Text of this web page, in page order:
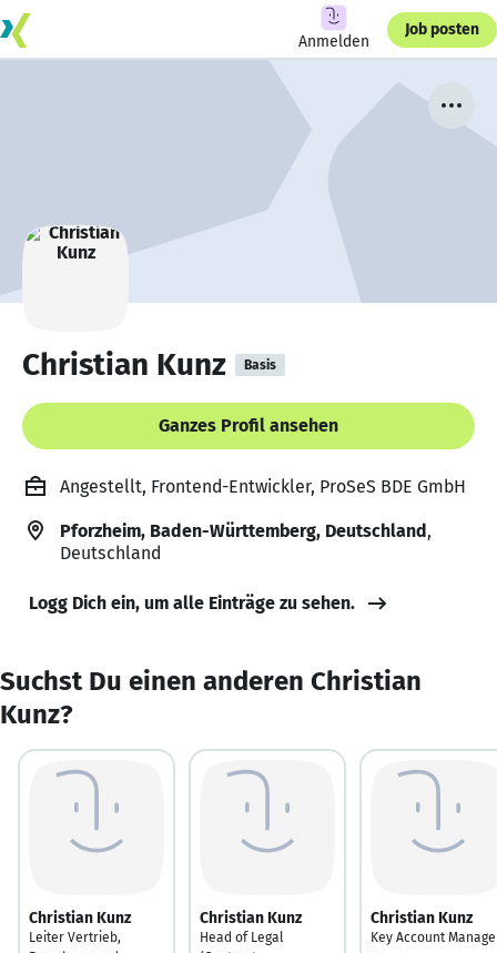
Anmelden
Job posten
Christian Kunz Basis
Ganzes Profil ansehen
Angestellt, Frontend-Entwickler, ProSeS BDE GmbH
Pforzheim, Baden-Württemberg, Deutschland,
Deutschland
Logg Dich ein, um alle Einträge zu sehen.
Suchst Du einen anderen Christian
Kunz?
Christian Kunz
Leiter Vertrieb,
Christian Kunz
Head of Legal
Christian Kunz
Key Account